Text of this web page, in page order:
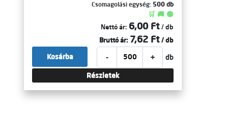
Csomagolási egység: 500 db
🛒 🚚 🟢
Nettó ár: 6,00 Ft / db
Bruttó ár: 7,62 Ft / db
- + db
Kosárba
Részletek